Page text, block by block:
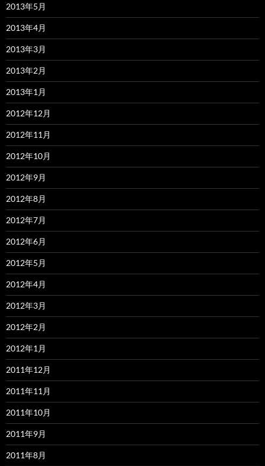
2013年5月
2013年4月
2013年3月
2013年2月
2013年1月
2012年12月
2012年11月
2012年10月
2012年9月
2012年8月
2012年7月
2012年6月
2012年5月
2012年4月
2012年3月
2012年2月
2012年1月
2011年12月
2011年11月
2011年10月
2011年9月
2011年8月